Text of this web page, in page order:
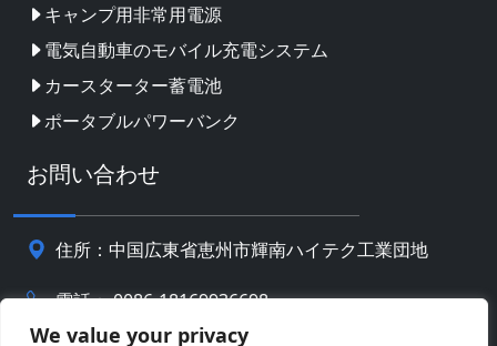
We value your privacy
キャンプ用非常用電源
電気自動車のモバイル充電システム
カースターター蓄電池
ポータブルパワーバンク
お問い合わせ
住所：中国広東省恵州市輝南ハイテク工業団地
電話： 0086-18169936698